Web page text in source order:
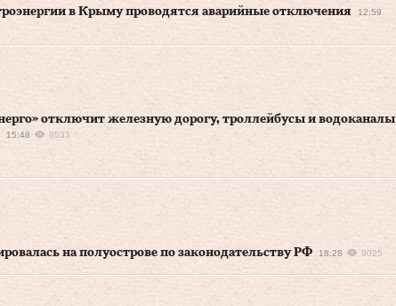
в Крыму проводятся аварийные отключения
12:59
отключит железную дорогу, троллейбусы и водоканалы
15:48 8533
на полуострове по законодательству РФ
18:28 9025